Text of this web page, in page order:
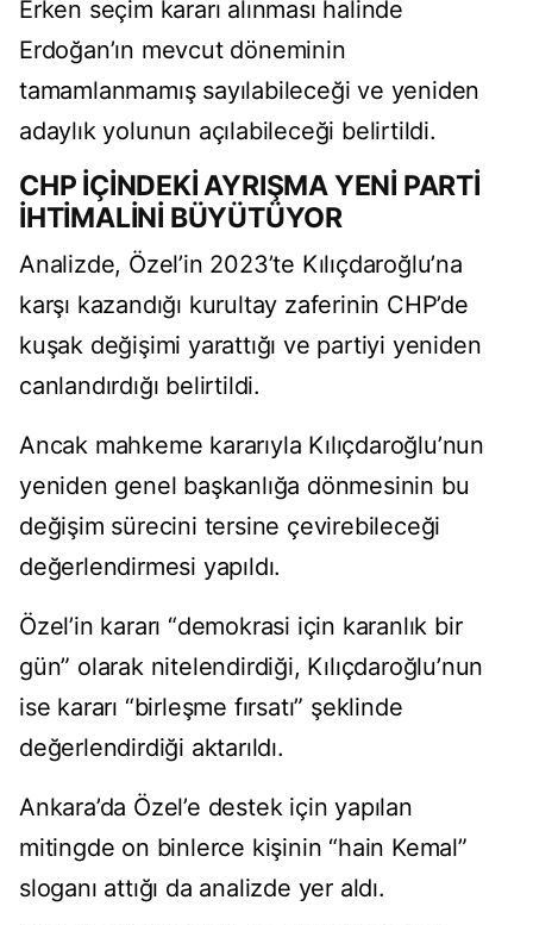
Erken seçim kararı alınması halinde
Erdoğan’ın mevcut döneminin
tamamlanmamış sayılabileceği ve yeniden
adaylık yolunun açılabileceği belirtildi.
CHP İÇİNDEKİ AYRIŞMA YENİ PARTİ
İHTİMALİNİ BÜYÜTÜYOR
Analizde, Özel’in 2023’te Kılıçdaroğlu’na
karşı kazandığı kurultay zaferinin CHP’de
kuşak değişimi yarattığı ve partiyi yeniden
canlandırdığı belirtildi.
Ancak mahkeme kararıyla Kılıçdaroğlu’nun
yeniden genel başkanlığa dönmesinin bu
değişim sürecini tersine çevirebileceği
değerlendirmesi yapıldı.
Özel’in kararı “demokrasi için karanlık bir
gün” olarak nitelendirdiği, Kılıçdaroğlu’nun
ise kararı “birleşme fırsatı” şeklinde
değerlendirdiği aktarıldı.
Ankara’da Özel’e destek için yapılan
mitingde on binlerce kişinin “hain Kemal”
sloganı attığı da analizde yer aldı.